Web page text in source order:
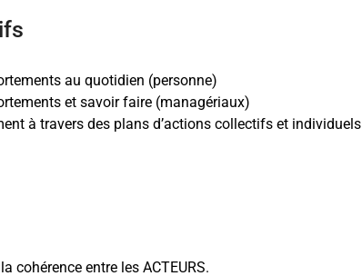
au quotidien (personne)
et savoir faire (managériaux)
à travers des plans d’actions collectifs et individuels
cohérence entre les ACTEURS.